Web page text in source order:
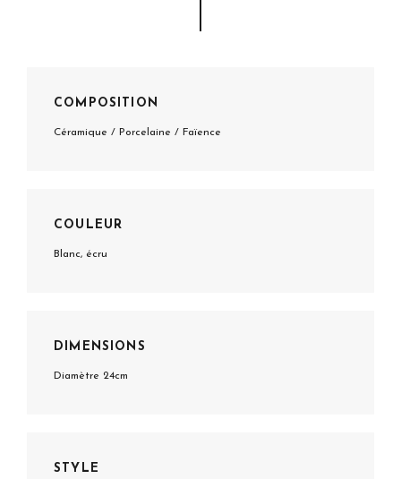
COMPOSITION
Céramique / Porcelaine / Faïence
COULEUR
Blanc, écru
DIMENSIONS
Diamètre 24cm
STYLE